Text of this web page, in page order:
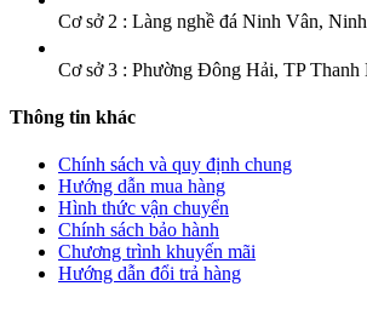
Cơ sở 2 : Làng nghề đá Ninh Vân,
Cơ sở 3 : Phường Đông Hải, TP Thanh
Thông tin khác
Chính sách và quy định chung
Hướng dẫn mua hàng
Hình thức vận chuyển
Chính sách bảo hành
Chương trình khuyến mãi
Hướng dẫn đổi trả hàng